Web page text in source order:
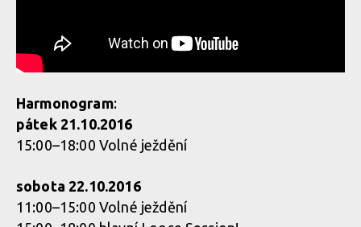
Harmonogram:
pátek 21.10.2016
15:00–18:00 Volné ježdění
sobota 22.10.2016
11:00–15:00 Volné ježdění